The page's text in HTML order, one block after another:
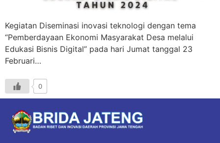
Kegiatan Diseminasi inovasi teknologi dengan tema
“Pemberdayaan Ekonomi Masyarakat Desa melalui
Edukasi Bisnis Digital” pada hari Jumat tanggal 23
Februari…
0